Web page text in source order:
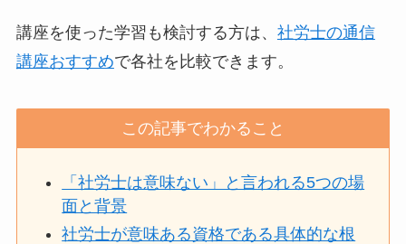
講座を使った学習も検討する方は、 社労士の通信
講座おすすめで各社を比較できます。
この記事でわかること
「社労士は意味ない」と言われる5つの場
面と背景
社労士が意味ある資格である具体的な根